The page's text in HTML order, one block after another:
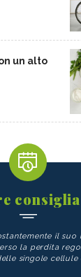
un alto
consiglia
il suo
la perdita
singole cellule